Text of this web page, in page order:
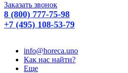
Заказать звонок
8 (800) 777-75-98
+7 (495) 108-53-79
info@horeca.uno
Как нас найти?
Еще